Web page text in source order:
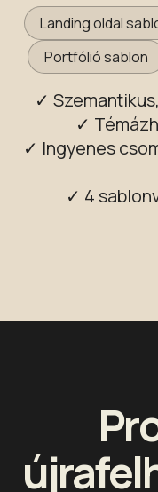
Landing oldal
Portfólió sablon
✓
✓
✓ Ingyenes
✓ 4